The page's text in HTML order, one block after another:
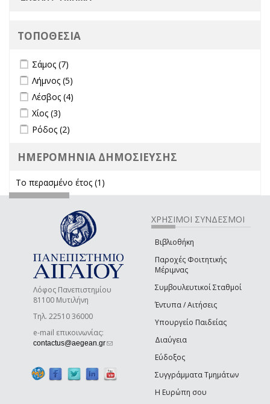
ΤΟΠΟΘΕΣΙΑ
Apply Σάμος filter
Σάμος (7)
Apply Λήμνος filter
Λήμνος (5)
Apply Λέσβος filter
Λέσβος (4)
Apply Χίος filter
Χίος (3)
Apply Ρόδος filter
Ρόδος (2)
ΗΜΕΡΟΜΗΝΙΑ ΔΗΜΟΣΙΕΥΣΗΣ
Το περασμένο έτος (1)
Λόφος Πανεπιστημίου
81100 Μυτιλήνη
Τηλ. 22510 36000
e-mail επικοινωνίας:
contactus@aegean.gr(link sends e-mail)
ΧΡΗΣΙΜΟΙ ΣΥΝΔΕΣΜΟΙ
Βιβλιοθήκη
Παροχές Φοιτητικής
Μέριμνας
Συμβουλευτικοί Σταθμοί
Έντυπα / Αιτήσεις
Υπουργείο Παιδείας
Διαύγεια
Εύδοξος
Συγγράμματα Τμημάτων
Η Ευρώπη σου